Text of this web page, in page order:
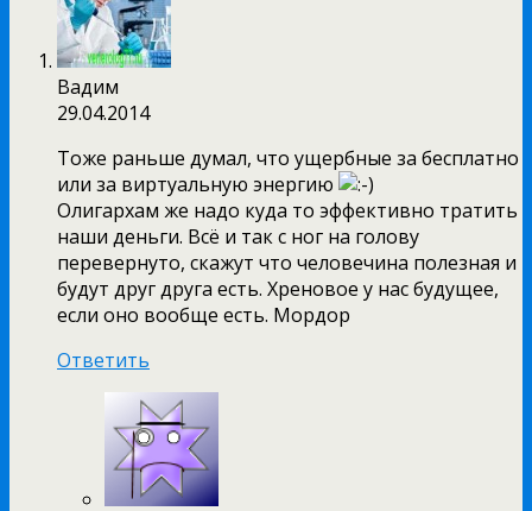
Вадим
29.04.2014
Тоже раньше думал, что ущербные за бесплатно
или за виртуальную энергию
Олигархам же надо куда то эффективно тратить
наши деньги. Всё и так с ног на голову
перевернуто, скажут что человечина полезная и
будут друг друга есть. Хреновое у нас будущее,
если оно вообще есть. Мордор
Ответить